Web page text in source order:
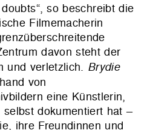
so beschreibt die
Filmemacherin
davon steht der
und verletzlich. Brydie
von
eine Künstlerin,
dokumentiert hat –
ihre Freundinnen und